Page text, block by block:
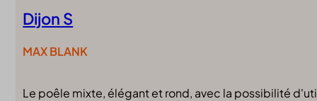
Dijon S
MAX BLANK
Le poêle mixte, élégant et rond, avec la possibilité